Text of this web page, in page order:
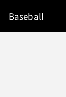
Baseball